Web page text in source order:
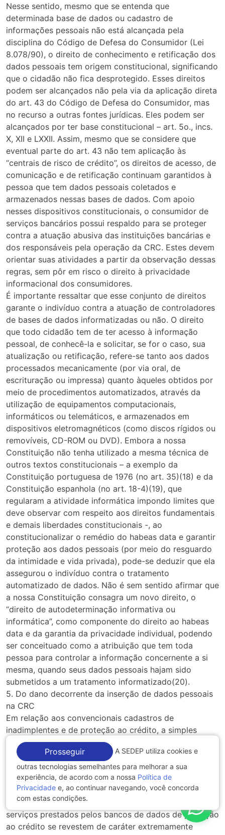
Nesse sentido, mesmo que se entenda que
determinada base de dados ou cadastro de
informações pessoais não está alcançada pela
disciplina do Código de Defesa do Consumidor (Lei
8.078/90), o direito de conhecimento e retificação dos
dados pessoais tem origem constitucional, significando
que o cidadão não fica desprotegido. Esses direitos
podem ser alcançados não pela via da aplicação direta
do art. 43 do Código de Defesa do Consumidor, mas
no recurso a outras fontes jurídicas. Eles podem ser
alcançados por ter base constitucional – art. 5o., incs.
X, XII e LXXII. Assim, mesmo que se considere que
eventual parte do art. 43 não tem aplicação às
“centrais de risco de crédito”, os direitos de acesso, de
comunicação e de retificação continuam garantidos à
pessoa que tem dados pessoais coletados e
armazenados nessas bases de dados. Com apoio
nesses dispositivos constitucionais, o consumidor de
serviços bancários possui respaldo para se proteger
contra a atuação abusiva das instituições bancárias e
dos responsáveis pela operação da CRC. Estes devem
orientar suas atividades a partir da observação dessas
regras, sem pôr em risco o direito à privacidade
informacional dos consumidores.
É importante ressaltar que esse conjunto de direitos
garante o indivíduo contra a atuação de controladores
de bases de dados informatizadas ou não. O direito
que todo cidadão tem de ter acesso à informação
pessoal, de conhecê-la e solicitar, se for o caso, sua
atualização ou retificação, refere-se tanto aos dados
processados mecanicamente (por via oral, de
escrituração ou impressa) quanto àqueles obtidos por
meio de procedimentos automatizados, através da
utilização de equipamentos computacionais,
informáticos ou telemáticos, e armazenados em
dispositivos eletromagnéticos (como discos rígidos ou
removíveis, CD-ROM ou DVD). Embora a nossa
Constituição não tenha utilizado a mesma técnica de
outros textos constitucionais – a exemplo da
Constituição portuguesa de 1976 (no art. 35)(18) e da
Constituição espanhola (no art. 18-4)(19), que
regularam a atividade informática impondo limites que
deve observar com respeito aos direitos fundamentais
e demais liberdades constitucionais -, ao
constitucionalizar o remédio do habeas data e garantir
proteção aos dados pessoais (por meio do resguardo
da intimidade e vida privada), pode-se deduzir que ela
assegurou o indivíduo contra o tratamento
automatizado de dados. Não é sem sentido afirmar que
a nossa Constituição consagra um novo direito, o
“direito de autodeterminação informativa ou
informática”, como componente do direito ao habeas
data e da garantia da privacidade individual, podendo
ser conceituado como a atribuição que tem toda
pessoa para controlar a informação concernente a si
mesma, quando seus dados pessoais hajam sido
submetidos a um tratamento informatizado(20).
5. Do dano decorrente da inserção de dados pessoais
na CRC
Em relação aos convencionais cadastros de
inadimplentes e de proteção ao crédito, a simples
inclusão de dados financeiros pessoais tem sido
considerada como lesiva aos direitos da personalidade
(honra e privacidade) do consumidor. Isso se explica
porque “a idoneidade financeira é o principal elemento
individualizador do consumidor no contexto da
sociedade de consumo massificado. Ademais, os
serviços prestados pelos bancos de dados de proteção
ao crédito se revestem de caráter extremamente
Prosseguir
A SEDEP utiliza cookies e
outras tecnologias semelhantes para melhorar a sua
experiência, de acordo com a nossa Política de
Privacidade e, ao continuar navegando, você concorda
com estas condições.